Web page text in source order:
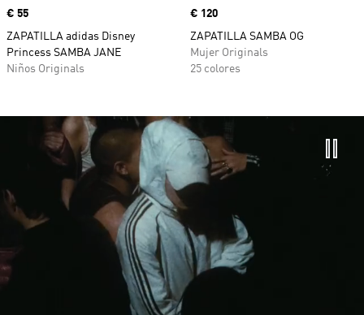
Precio
€ 55
ZAPATILLA adidas Disney
Princess SAMBA JANE
Niños Originals
Precio
€ 120
ZAPATILLA SAMBA OG
Mujer Originals
25 colores